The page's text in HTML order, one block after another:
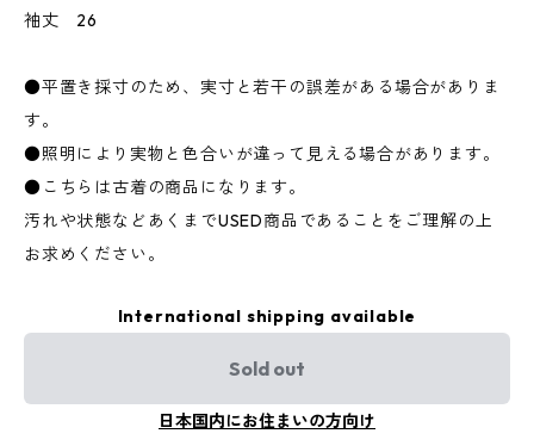
袖丈 26
●平置き採寸のため、実寸と若干の誤差がある場合がありま
す。
●照明により実物と色合いが違って見える場合があります。
●こちらは古着の商品になります。
汚れや状態などあくまでUSED商品であることをご理解の上
お求めください。
International shipping available
Sold out
日本国内にお住まいの方向け